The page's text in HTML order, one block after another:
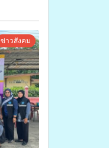
ข่าวสังคม